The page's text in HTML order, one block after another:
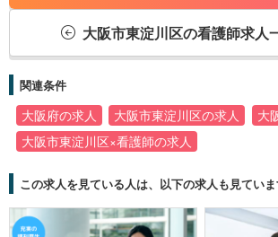
大阪市東淀川区の看護師求人
関連条件
大阪府の求人
大阪市東淀川区の求人
大
大阪市東淀川区×看護師の求人
この求人を見ている人は、以下の求人も見てい